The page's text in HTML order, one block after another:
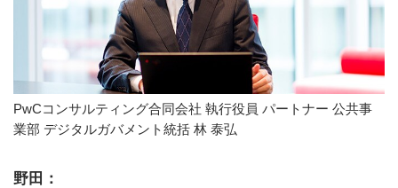
PwCコンサルティング合同会社 執行役員 パートナー 公共事
業部 デジタルガバメント統括 林 泰弘
野田：